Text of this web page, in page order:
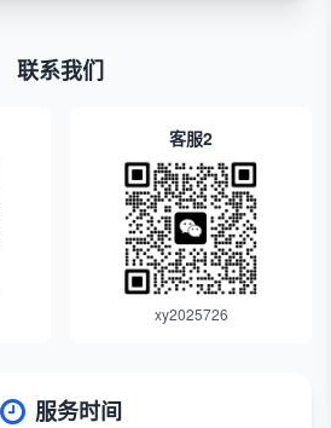
联系我们
客服2
xy2025726
服务时间